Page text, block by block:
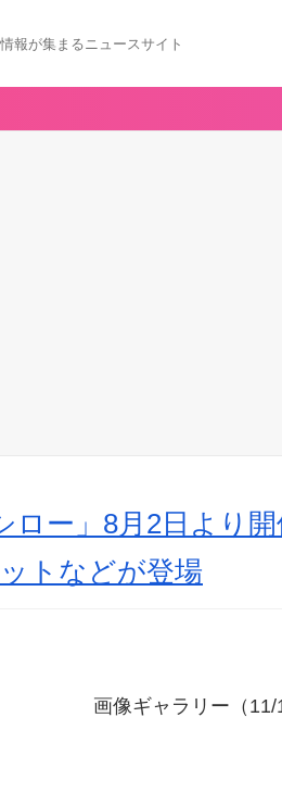
報が集まるニュースサイト
ロー」8月2日より
トなどが登場
画像ギャラリー（11/